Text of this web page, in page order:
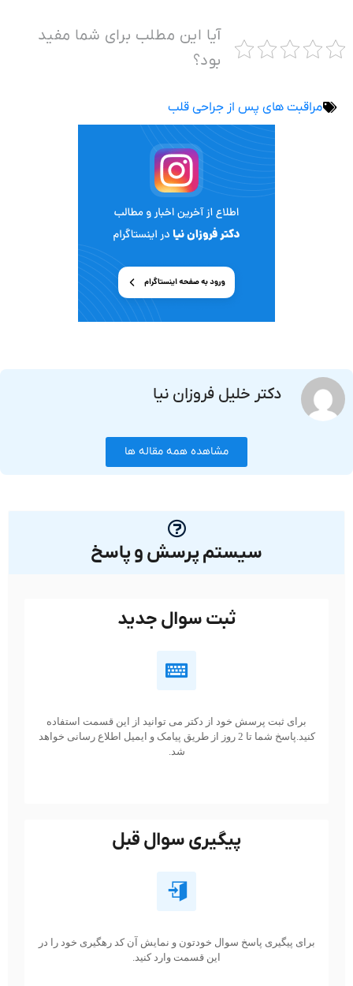
آیا این مطلب برای شما مفید
بود؟
مراقبت های پس از جراحی قلب
دکتر خلیل فروزان نیا
مشاهده همه مقاله ها
سیستم پرسش و پاسخ
ثبت سوال جدید
برای ثبت پرسش خود از دکتر می توانید از این قسمت استفاده
کنید.پاسخ شما تا 2 روز از طریق پیامک و ایمیل اطلاع رسانی خواهد
شد.
پیگیری سوال قبل
برای پیگیری پاسخ سوال خودتون و نمایش آن کد رهگیری خود را در
این قسمت وارد کنید.